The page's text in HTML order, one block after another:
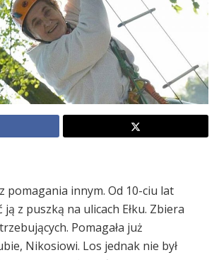
pomagania innym. Od 10-ciu lat
z puszką na ulicach Ełku. Zbiera
Pomagała już
Nikosiowi. Los jednak nie był